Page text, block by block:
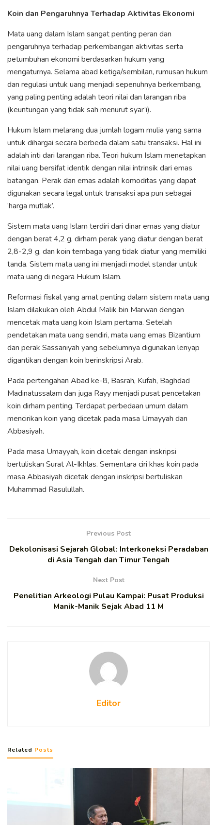
Koin dan Pengaruhnya Terhadap Aktivitas Ekonomi
Mata uang dalam Islam sangat penting peran dan
pengaruhnya terhadap perkembangan aktivitas serta
petumbuhan ekonomi berdasarkan hukum yang
mengaturnya. Selama abad ketiga/sembilan, rumusan hukum
dan regulasi untuk uang menjadi sepenuhnya berkembang,
yang paling penting adalah teori nilai dan larangan riba
(keuntungan yang tidak sah menurut syar’i).
Hukum Islam melarang dua jumlah logam mulia yang sama
untuk dihargai secara berbeda dalam satu transaksi. Hal ini
adalah inti dari larangan riba. Teori hukum Islam menetapkan
nilai uang bersifat identik dengan nilai intrinsik dari emas
batangan. Perak dan emas adalah komoditas yang dapat
digunakan secara legal untuk transaksi apa pun sebagai
‘harga mutlak’.
Sistem mata uang Islam terdiri dari dinar emas yang diatur
dengan berat 4,2 g, dirham perak yang diatur dengan berat
2,8-2,9 g, dan koin tembaga yang tidak diatur yang memiliki
tanda. Sistem mata uang ini menjadi model standar untuk
mata uang di negara Hukum Islam.
Reformasi fiskal yang amat penting dalam sistem mata uang
Islam dilakukan oleh Abdul Malik bin Marwan dengan
mencetak mata uang koin Islam pertama. Setelah
pendetakan mata uang sendiri, mata uang emas Bizantium
dan perak Sassaniyah yang sebelumnya digunakan lenyap
digantikan dengan koin berinskripsi Arab.
Pada pertengahan Abad ke-8, Basrah, Kufah, Baghdad
Madinatussalam dan juga Rayy menjadi pusat pencetakan
koin dirham penting. Terdapat perbedaan umum dalam
mencirikan koin yang dicetak pada masa Umayyah dan
Abbasiyah.
Pada masa Umayyah, koin dicetak dengan inskripsi
bertuliskan Surat Al-Ikhlas. Sementara ciri khas koin pada
masa Abbasiyah dicetak dengan inskripsi bertuliskan
Muhammad Rasulullah.
Previous Post
Dekolonisasi Sejarah Global: Interkoneksi Peradaban
di Asia Tengah dan Timur Tengah
Next Post
Penelitian Arkeologi Pulau Kampai: Pusat Produksi
Manik-Manik Sejak Abad 11 M
Editor
Related Posts